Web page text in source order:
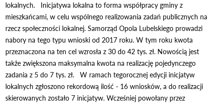
lokalnych. Inicjatywa lokalna to forma współpracy gminy z
mieszkańcami, w celu wspólnego realizowania zadań publicznych na
rzecz społeczności lokalnej. Samorząd Opola Lubelskiego prowadzi
nabory na tego typu wnioski od 2017 roku. W tym roku kwota
przeznaczona na ten cel wzrosła z 30 do 42 tys. zł. Nowością jest
także zwiększona maksymalna kwota na realizację pojedynczego
zadania z 5 do 7 tys. zł. W ramach tegorocznej edycji inicjatyw
lokalnych zgłoszono rekordową ilość - 16 wniosków, a do realizacji
skierowanych zostało 7 inicjatyw. Wcześniej powołany przez